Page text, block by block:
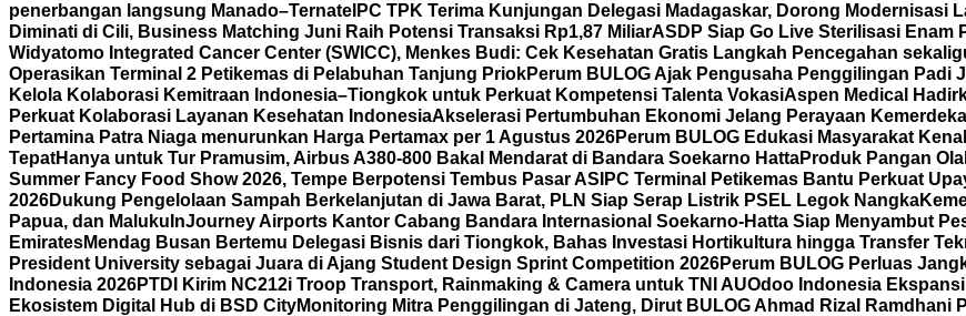
penerbangan langsung Manado–Ternate IPC TPK Terima Kunjungan Delegasi Madagaskar, Dorong Modernisasi
Diminati di Cili, Business Matching Juni Raih Potensi Transaksi Rp1,87 MiliarASDP Siap Go Live Sterilisasi Enam
Widyatomo Integrated Cancer Center (SWICC), Menkes Budi: Cek Kesehatan Gratis Langkah Pencegahan
Operasikan Terminal 2 Petikemas di Pelabuhan Tanjung PriokPerum BULOG Ajak Pengusaha Penggilingan Padi
Kelola Kolaborasi Kemitraan Indonesia–Tiongkok untuk Perkuat Kompetensi Talenta VokasiAspen Medical
Perkuat Kolaborasi Layanan Kesehatan IndonesiaAkselerasi Pertumbuhan Ekonomi Jelang Perayaan
Pertamina Patra Niaga menurunkan Harga Pertamax per 1 Agustus 2026Perum BULOG Edukasi Masyarakat
TepatHanya untuk Tur Pramusim, Airbus A380-800 Bakal Mendarat di Bandara Soekarno HattaProduk Pangan
Summer Fancy Food Show 2026, Tempe Berpotensi Tembus Pasar AS IPC Terminal Petikemas Bantu Perkuat
2026Dukung Pengelolaan Sampah Berkelanjutan di Jawa Barat, PLN Siap Serap Listrik PSEL Legok Nangka
Papua, dan Maluku InJourney Airports Kantor Cabang Bandara Internasional Soekarno-Hatta Siap Menyambut
EmiratesMendag Busan Bertemu Delegasi Bisnis dari Tiongkok, Bahas Investasi Hortikultura hingga Transfer
President University sebagai Juara di Ajang Student Design Sprint Competition 2026Perum BULOG Perluas
Indonesia 2026PTDI Kirim NC212i Troop Transport, Rainmaking & Camera untuk TNI AUOdoo Indonesia
Ekosistem Digital Hub di BSD CityMonitoring Mitra Penggilingan di Jateng, Dirut BULOG Ahmad Rizal